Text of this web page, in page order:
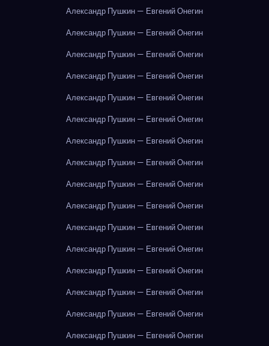
Александр Пушкин — Евгений Онегин
Александр Пушкин — Евгений Онегин
Александр Пушкин — Евгений Онегин
Александр Пушкин — Евгений Онегин
Александр Пушкин — Евгений Онегин
Александр Пушкин — Евгений Онегин
Александр Пушкин — Евгений Онегин
Александр Пушкин — Евгений Онегин
Александр Пушкин — Евгений Онегин
Александр Пушкин — Евгений Онегин
Александр Пушкин — Евгений Онегин
Александр Пушкин — Евгений Онегин
Александр Пушкин — Евгений Онегин
Александр Пушкин — Евгений Онегин
Александр Пушкин — Евгений Онегин
Александр Пушкин — Евгений Онегин